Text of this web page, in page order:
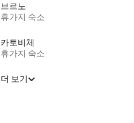
브르노
휴가지 숙소
카토비체
휴가지 숙소
더 보기